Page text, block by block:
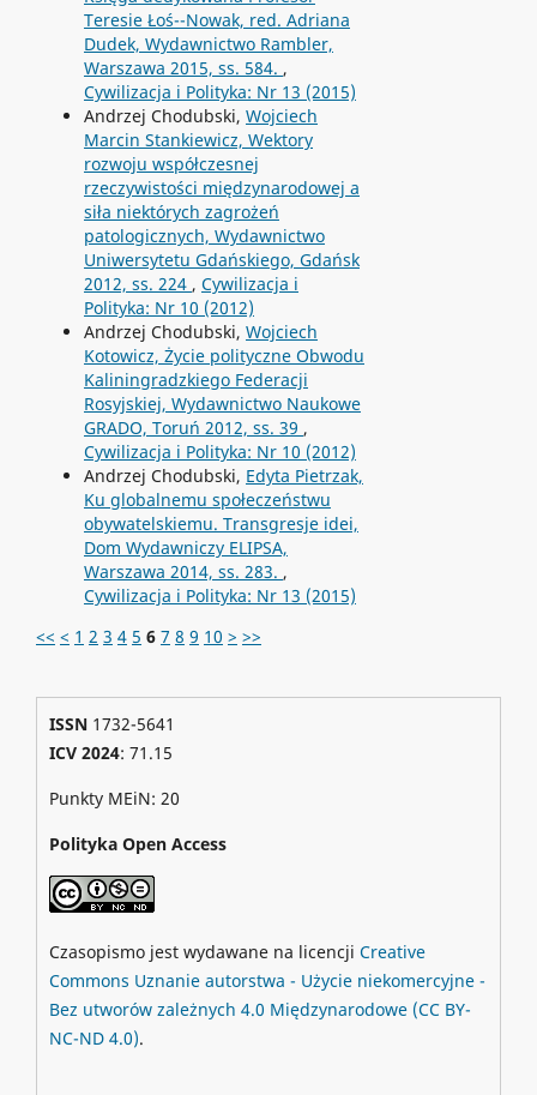
Teresie Łoś--Nowak, red. Adriana
Dudek, Wydawnictwo Rambler,
Warszawa 2015, ss. 584. ,
Cywilizacja i Polityka: Nr 13 (2015)
Andrzej Chodubski, Wojciech
Marcin Stankiewicz, Wektory
rozwoju współczesnej
rzeczywistości międzynarodowej a
siła niektórych zagrożeń
patologicznych, Wydawnictwo
Uniwersytetu Gdańskiego, Gdańsk
2012, ss. 224 , Cywilizacja i
Polityka: Nr 10 (2012)
Andrzej Chodubski, Wojciech
Kotowicz, Życie polityczne Obwodu
Kaliningradzkiego Federacji
Rosyjskiej, Wydawnictwo Naukowe
GRADO, Toruń 2012, ss. 39 ,
Cywilizacja i Polityka: Nr 10 (2012)
Andrzej Chodubski, Edyta Pietrzak,
Ku globalnemu społeczeństwu
obywatelskiemu. Transgresje idei,
Dom Wydawniczy ELIPSA,
Warszawa 2014, ss. 283. ,
Cywilizacja i Polityka: Nr 13 (2015)
<< < 1 2 3 4 5 6 7 8 9 10 > >>
ISSN1732-5641
ICV 2024: 71.15
Punkty MEiN: 20
Polityka Open Access
Czasopismo jest wydawane na licencji Creative
Commons Uznanie autorstwa - Użycie niekomercyjne -
Bez utworów zależnych 4.0 Międzynarodowe (CC BY-
NC-ND 4.0).